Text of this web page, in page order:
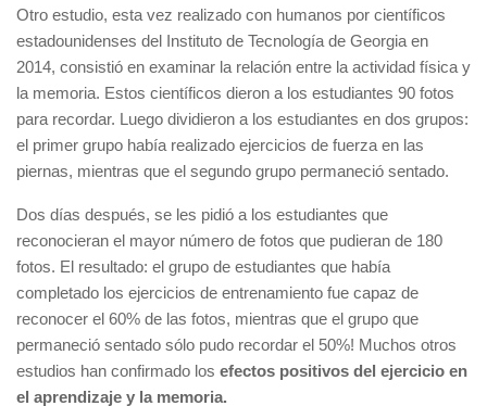
Otro estudio, esta vez realizado con humanos por científicos
estadounidenses del Instituto de Tecnología de Georgia en
2014, consistió en examinar la relación entre la actividad física y
la memoria. Estos científicos dieron a los estudiantes 90 fotos
para recordar. Luego dividieron a los estudiantes en dos grupos:
el primer grupo había realizado ejercicios de fuerza en las
piernas, mientras que el segundo grupo permaneció sentado.
Dos días después, se les pidió a los estudiantes que
reconocieran el mayor número de fotos que pudieran de 180
fotos. El resultado: el grupo de estudiantes que había
completado los ejercicios de entrenamiento fue capaz de
reconocer el 60% de las fotos, mientras que el grupo que
permaneció sentado sólo pudo recordar el 50%! Muchos otros
estudios han confirmado los efectos positivos del ejercicio en
el aprendizaje y la memoria.